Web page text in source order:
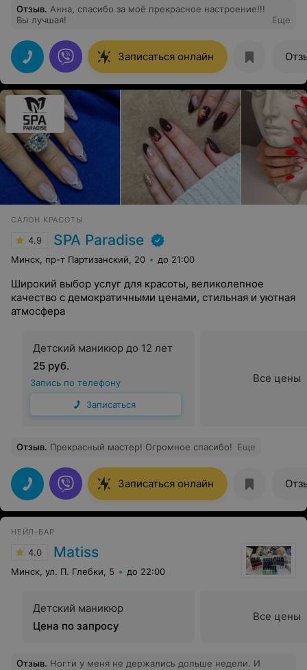
Отзыв. Анна, спасибо за моё прекрасное настроение!!!
Вы лучшая!
Еще
Записаться онлайн
САЛОН КРАСОТЫ
4.9 SPA Paradise
Минск, пр-т Партизанский, 20 до 21:00
Широкий выбор услуг для красоты, великолепное
качество с демократичными ценами, стильная и уютная
атмосфера
Детский маникюр до 12 лет
25 руб.
Запись по телефону
Записаться
Все цены
Отзыв. Прекрасный мастер! Огромное спасибо! Еще
Записаться онлайн
НЕЙЛ-БАР
4.0 Matiss
Минск, ул. П. Глебки, 5 до 22:00
Детский маникюр
Цена по запросу
Все цены
Отзыв. Ногти у меня не держались дольше недели. И